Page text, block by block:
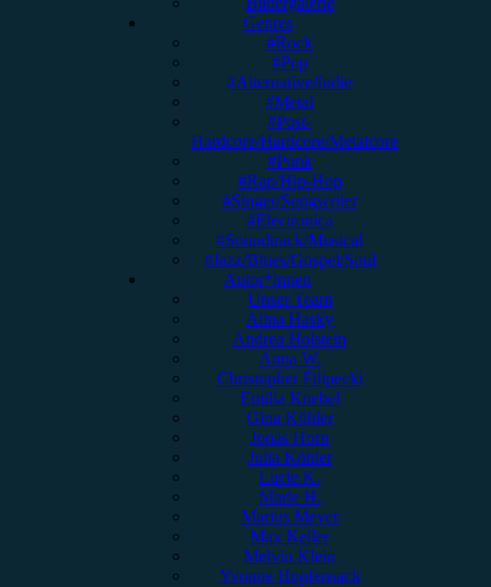
Genres
#Rock
#Pop
#Alternative/Indie
#Metal
#Post-
Hardcore/Hardcore/Metalcore
#Punk
#Rap/Hip-Hop
#Singer/Songwriter
#Electronica
#Soundtrack/Musical
#Jazz/Blues/Gospel/Soul
Autor*innen
Unser Team
Alina Hasky
Andrea Holstein
Anna W.
Christopher Filipecki
Emilia Knebel
Gina Köhler
Jonas Horn
Julia Köhler
Lucie K.
Marie H.
Marius Meyer
Max Keller
Melvin Klein
Yvonne Hopfensack